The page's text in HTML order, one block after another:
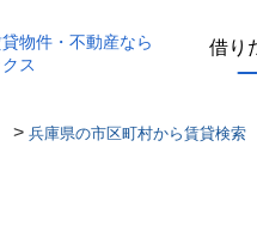
物件・不動産なら
ス
借り
> 兵庫県の市区町村から賃貸検索